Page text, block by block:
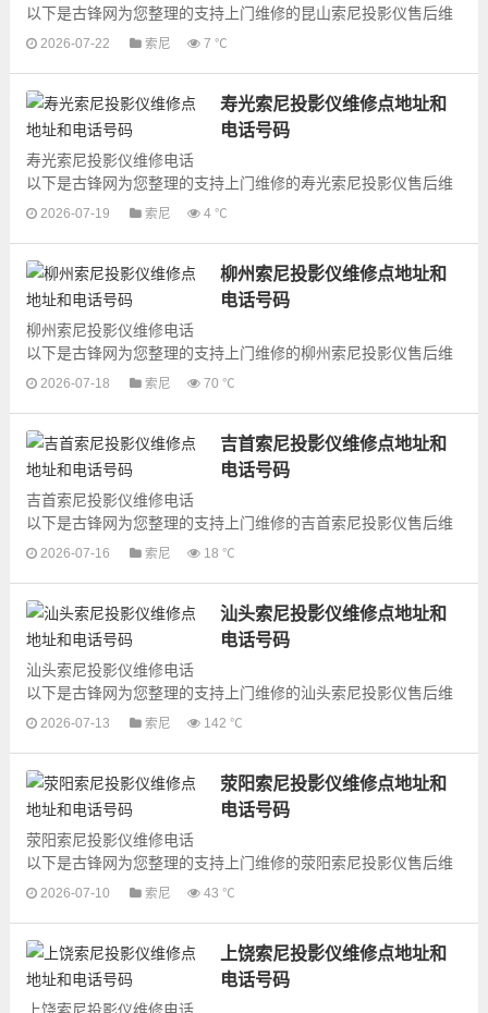
以下是古锋网为您整理的支持上门维修的昆山索尼投影仪售后维
修网点地址和号码信息，可以为您提供索尼投影仪的各种型号投
2026-07-22 索尼 7 ℃
寿光索尼投影仪维修点地址和
电话号码
寿光索尼投影仪维修电话
以下是古锋网为您整理的支持上门维修的寿光索尼投影仪售后维
修网点地址和号码信息，可以为您提供索尼投影仪的各种型号投
2026-07-19 索尼 4 ℃
柳州索尼投影仪维修点地址和
电话号码
柳州索尼投影仪维修电话
以下是古锋网为您整理的支持上门维修的柳州索尼投影仪售后维
修网点地址和号码信息，可以为您提供索尼投影仪的各种型号投
2026-07-18 索尼 70 ℃
吉首索尼投影仪维修点地址和
电话号码
吉首索尼投影仪维修电话
以下是古锋网为您整理的支持上门维修的吉首索尼投影仪售后维
修网点地址和号码信息，可以为您提供索尼投影仪的各种型号投
2026-07-16 索尼 18 ℃
汕头索尼投影仪维修点地址和
电话号码
汕头索尼投影仪维修电话
以下是古锋网为您整理的支持上门维修的汕头索尼投影仪售后维
修网点地址和号码信息，可以为您提供索尼投影仪的各种型号投
2026-07-13 索尼 142 ℃
荥阳索尼投影仪维修点地址和
电话号码
荥阳索尼投影仪维修电话
以下是古锋网为您整理的支持上门维修的荥阳索尼投影仪售后维
修网点地址和号码信息，可以为您提供索尼投影仪的各种型号投
2026-07-10 索尼 43 ℃
上饶索尼投影仪维修点地址和
电话号码
上饶索尼投影仪维修电话